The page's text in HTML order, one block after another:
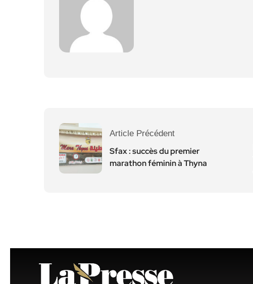
Article Précédent
Sfax : succès du premier
marathon féminin à Thyna